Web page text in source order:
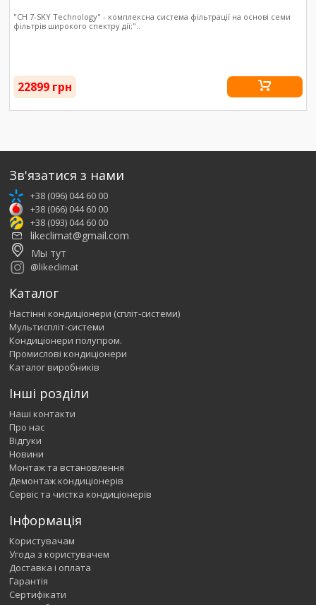
"CH 7-SKY Technology" - комплексна система фільтрації на основі семи
фільтрів широкого спектру дії;"..
22899 грн
Зв'язатися з нами
+38 (096) 044 60 00
+38 (066) 044 60 00
+38 (093) 044 60 00
likeclimat@gmail.com
Мы тут
@likeclimat
Каталог
Настінні кондиціонери (спліт-системи)
Мультиспліт-системи
Кондиціонери полупром.
Промислові кондиціонери
Каталог виробників
Інші розділи
Наші контакти
Про нас
Відгуки
Новини
Монтаж та встановлення
Демонтаж кондиціонерів
Сервіс та чистка кондиціонерів
Інформація
Користувачам
Угода з користувачем
Доставка і оплата
Гарантія
Сертифікати